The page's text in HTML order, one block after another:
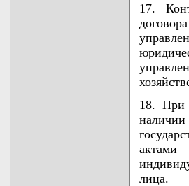
17.
18. При
лица.